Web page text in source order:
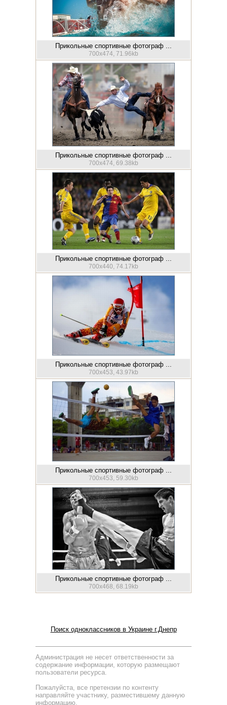
Прикольные спортивные фотограф ...
700x474, 71.96kb
Прикольные спортивные фотограф ...
700x474, 69.38kb
Прикольные спортивные фотограф ...
700x440, 74.17kb
Прикольные спортивные фотограф ...
700x453, 43.97kb
Прикольные спортивные фотограф ...
700x453, 59.30kb
Прикольные спортивные фотограф ...
700x468, 68.19kb
Поиск одноклассников в Украине г.Днепр
Администрация не несет ответственности за
содержание информации, которую размещают
пользователи ресурса.
Пожалуйста, все претензии по контенту
направляйте участнику, разместившему данную
информацию.